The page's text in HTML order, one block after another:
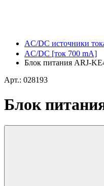
AC/DC источники
AC/DC [ток 700 mA]
Блок питания ARJ-
Арт.: 028193
Блок